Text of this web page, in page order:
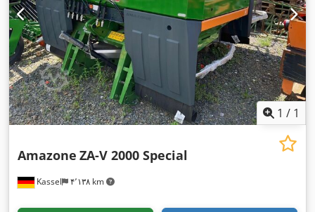
1 / 1
Kassel ۴٬۱۳۸ km
Amazone ZA-V 2000 Special